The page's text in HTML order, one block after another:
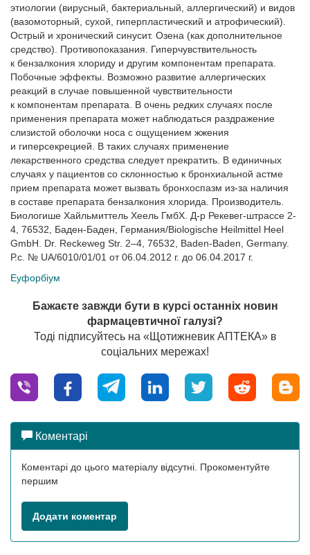
этиологии (вирусный, бактериальный, аллергический) и видов
(вазомоторный, сухой, гиперпластический и атрофический).
Острый и хронический синусит. Озена (как дополнительное
средство). Противопоказания. Гиперчувствительность
к бензалкония хлориду и другим компонентам препарата.
Побочные эффекты. Возможно развитие аллергических
реакций в случае повышенной чувствительности
к компонентам препарата. В очень редких случаях после
применения препарата может наблюдаться раздражение
слизистой оболочки носа с ощущением жжения
и гиперсекрецией. В таких случаях применение
лекарственного средства следует прекратить. В единичных
случаях у пациентов со склонностью к бронхиальной астме
прием препарата может вызвать бронхоспазм из-за наличия
в составе препарата бензалкония хлорида. Производитель.
Биологише Хайльмиттель Хеель ГмбХ. Д-р Рекевег-штрассе 2-
4, 76532, Баден-Баден, Германия/Biologische Heilmittel Heel
GmbH. Dr. Reckeweg Str. 2–4, 76532, Baden-Baden, Germany.
Р.с. № UA/6010/01/01 от 06.04.2012 г. до 06.04.2017 г.
Еуфорбіум
Бажаєте завжди бути в курсі останніх новин
фармацевтичної галузі?
Тоді підписуйтесь на «Щотижневик АПТЕКА» в
соціальних мережах!
Коментарі
Коментарі до цього матеріалу відсутні. Прокоментуйте
першим
Додати коментар